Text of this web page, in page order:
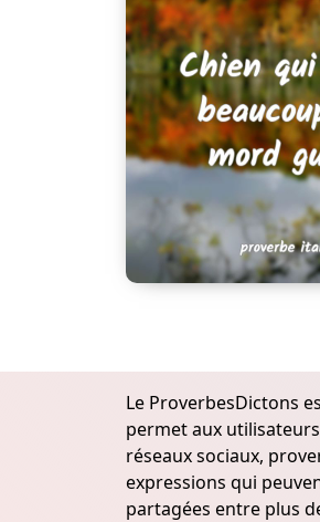
Le ProverbesDictons
permet aux
réseaux sociaux,
expressions qui
partagées entre plus